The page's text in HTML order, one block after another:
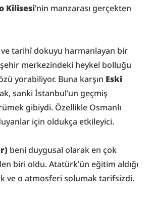
Kilisesi’nin manzarası gerçekten
tarihî dokuyu harmanlayan bir
merkezindeki heykel bolluğu
yorabiliyor. Buna karşın Eski
sanki İstanbul’un geçmiş
gibiydi. Özellikle Osmanlı
için oldukça etkileyici.
beni duygusal olarak en çok
biri oldu. Atatürk’ün eğitim aldığı
ve o atmosferi solumak tarifsizdi.